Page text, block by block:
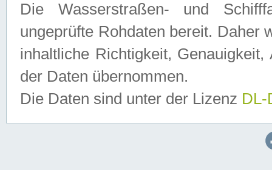
Die Wasserstraßen- und
ungeprüfte Rohdaten bereit. Daher
inhaltliche Richtigkeit,
der Daten übernommen.
Die Daten sind unter der Lizenz